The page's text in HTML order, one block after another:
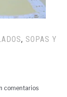
, SOPAS Y
comentarios